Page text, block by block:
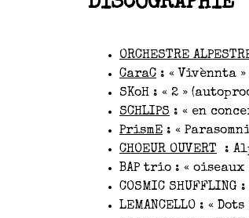
ORCHESTRE
CaraC : « Vivènnta
SKoH : « 2 »
SCHLIPS : « en
PrismE : «
CHOEUR OUVERT :
BAP trio : « oiseaux
COSMIC
LEMANCELLO : «